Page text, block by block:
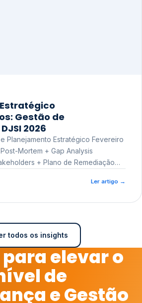
Gestão de
2026
Planejamento Estratégico Fevereiro
Mortem + Gap Analysis
+ Plano de Remediação
Ler artigo →
todos os insights
elevar o
de
e Gestão